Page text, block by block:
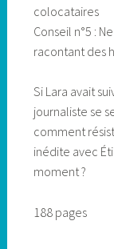
colocataires
Conseil n°5 :
racontant des
Si Lara avait
journaliste se
comment
inédite avec
moment ?
188 pages